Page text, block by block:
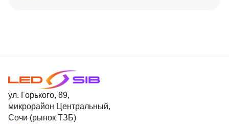
ул. Горького, 89,
микрорайон Центральный,
Сочи (рынок ТЗБ)